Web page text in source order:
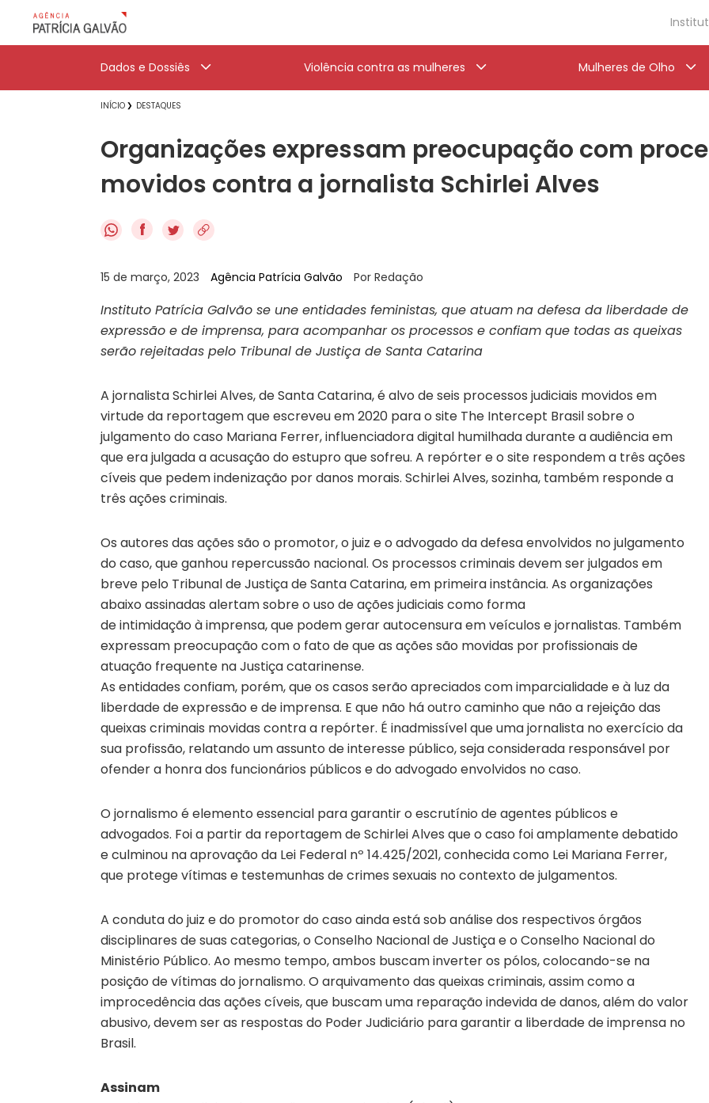
Dados e Dossiês Violência contra as mulheres Mulheres de Olho
INÍCIO DESTAQUES
Organizações expressam preocupação com
movidos contra a jornalista Schirlei Alves
f
15 de março, 2023 Agência Patrícia Galvão Por Redação
Instituto Patrícia Galvão se une entidades feministas, que atuam na defesa da liberdade de
expressão e de imprensa, para acompanhar os processos e confiam que todas as queixas
serão rejeitadas pelo Tribunal de Justiça de Santa Catarina
A jornalista Schirlei Alves, de Santa Catarina, é alvo de seis processos judiciais movidos em
virtude da reportagem que escreveu em 2020 para o site The Intercept Brasil sobre o
julgamento do caso Mariana Ferrer, influenciadora digital humilhada durante a audiência em
que era julgada a acusação do estupro que sofreu. A repórter e o site respondem a três ações
cíveis que pedem indenização por danos morais. Schirlei Alves, sozinha, também responde a
três ações criminais.
Os autores das ações são o promotor, o juiz e o advogado da defesa envolvidos no julgamento
do caso, que ganhou repercussão nacional. Os processos criminais devem ser julgados em
breve pelo Tribunal de Justiça de Santa Catarina, em primeira instância. As organizações
abaixo assinadas alertam sobre o uso de ações judiciais como forma
de intimidação à imprensa, que podem gerar autocensura em veículos e jornalistas. Também
expressam preocupação com o fato de que as ações são movidas por profissionais de
atuação frequente na Justiça catarinense.
As entidades confiam, porém, que os casos serão apreciados com imparcialidade e à luz da
liberdade de expressão e de imprensa. E que não há outro caminho que não a rejeição das
queixas criminais movidas contra a repórter. É inadmissível que uma jornalista no exercício da
sua profissão, relatando um assunto de interesse público, seja considerada responsável por
ofender a honra dos funcionários públicos e do advogado envolvidos no caso.
O jornalismo é elemento essencial para garantir o escrutínio de agentes públicos e
advogados. Foi a partir da reportagem de Schirlei Alves que o caso foi amplamente debatido
e culminou na aprovação da Lei Federal nº 14.425/2021, conhecida como Lei Mariana Ferrer,
que protege vítimas e testemunhas de crimes sexuais no contexto de julgamentos.
A conduta do juiz e do promotor do caso ainda está sob análise dos respectivos órgãos
disciplinares de suas categorias, o Conselho Nacional de Justiça e o Conselho Nacional do
Ministério Público. Ao mesmo tempo, ambos buscam inverter os pólos, colocando-se na
posição de vítimas do jornalismo. O arquivamento das queixas criminais, assim como a
improcedência das ações cíveis, que buscam uma reparação indevida de danos, além do valor
abusivo, devem ser as respostas do Poder Judiciário para garantir a liberdade de imprensa no
Brasil.
Assinam